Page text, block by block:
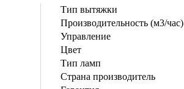
Тип вытяжки
Производительность (м3/час)
Управление
Цвет
Тип ламп
Страна производитель